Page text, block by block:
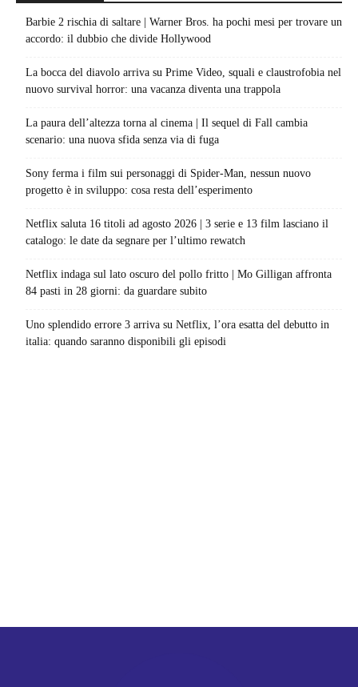
Barbie 2 rischia di saltare | Warner Bros. ha pochi mesi per trovare un
accordo: il dubbio che divide Hollywood
La bocca del diavolo arriva su Prime Video, squali e claustrofobia nel
nuovo survival horror: una vacanza diventa una trappola
La paura dell’altezza torna al cinema | Il sequel di Fall cambia
scenario: una nuova sfida senza via di fuga
Sony ferma i film sui personaggi di Spider-Man, nessun nuovo
progetto è in sviluppo: cosa resta dell’esperimento
Netflix saluta 16 titoli ad agosto 2026 | 3 serie e 13 film lasciano il
catalogo: le date da segnare per l’ultimo rewatch
Netflix indaga sul lato oscuro del pollo fritto | Mo Gilligan affronta
84 pasti in 28 giorni: da guardare subito
Uno splendido errore 3 arriva su Netflix, l’ora esatta del debutto in
italia: quando saranno disponibili gli episodi